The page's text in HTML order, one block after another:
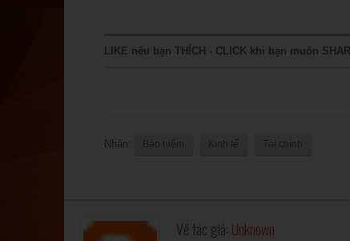
LIKE nếu bạn THÍCH - CLICK khi bạn muốn
Nhãn: Bảo hiểm Kinh tế Tài chính
Về tác giả: Unknown